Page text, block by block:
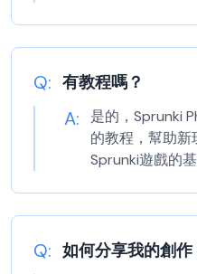
Q: 有教程嗎？
A:
是的，Sprunki
的教程，幫助
Sprunki遊戲的基
Q: 如何分享我的創作